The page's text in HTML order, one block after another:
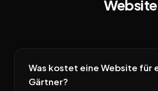
Website
Was kostet eine Website für
Gärtner?